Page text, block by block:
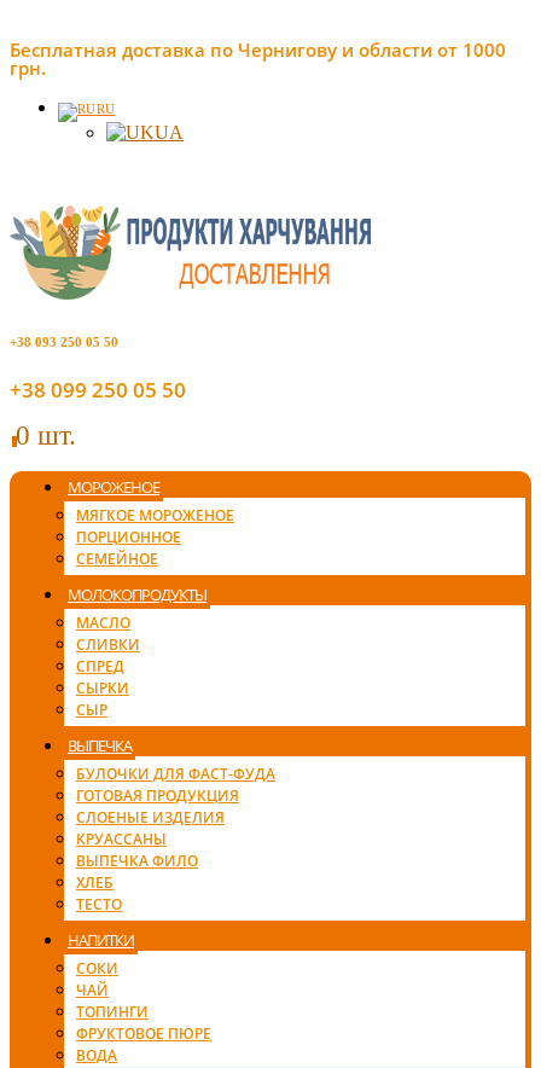
Бесплатная доставка по Чернигову и области от 1000
грн.
RU
UA
+38 093 250 05 50
+38 099 250 05 50
00 шт.
МОРОЖЕНОЕ
МЯГКОЕ МОРОЖЕНОЕ
ПОРЦИОННОЕ
СЕМЕЙНОЕ
МОЛОКОПРОДУКТЫ
МАСЛО
СЛИВКИ
СПРЕД
СЫРКИ
СЫР
ВЫПЕЧКА
БУЛОЧКИ ДЛЯ ФАСТ-ФУДА
ГОТОВАЯ ПРОДУКЦИЯ
СЛОЕНЫЕ ИЗДЕЛИЯ
КРУАССАНЫ
ВЫПЕЧКА ФИЛО
ХЛЕБ
ТЕСТО
НАПИТКИ
СОКИ
ЧАЙ
ТОПИНГИ
ФРУКТОВОЕ ПЮРЕ
ВОДА